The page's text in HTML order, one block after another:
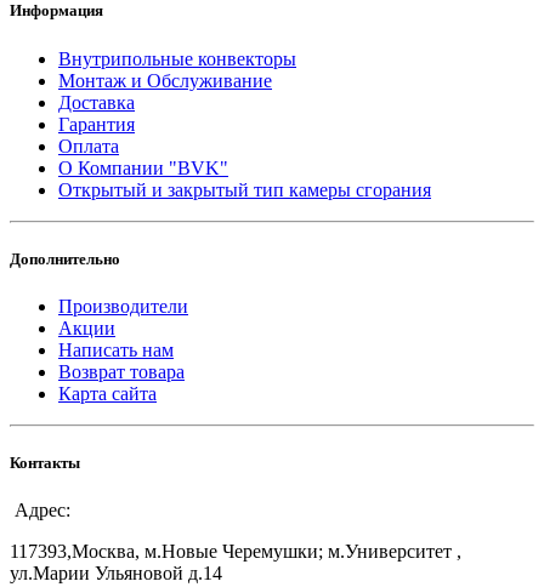
Информация
Внутрипольные конвекторы
Монтаж и Обслуживание
Доставка
Гарантия
Оплата
О Компании "BVK"
Открытый и закрытый тип камеры сгорания
Дополнительно
Производители
Акции
Написать нам
Возврат товара
Карта сайта
Контакты
Адрес:
117393,Москва, м.Новые Черемушки; м.Университет ,
ул.Марии Ульяновой д.14